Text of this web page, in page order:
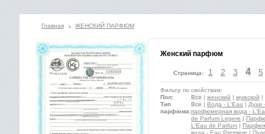
Главная ЖЕНСКИЙ ПАРФЮМ
Женский парфюм
Страница: 1 2 3 4 5
Фильтр по свойствам:
Пол:
Все | женский | мужской |
Тип
парфюма:
Все | Вода - L'Eau | Духи
парфюмерная вода -
de Parfum Legere |
L'Eau de Parfum |
вода - Eau Premiere |